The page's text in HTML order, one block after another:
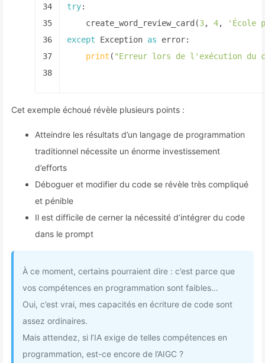
34
35
36
37
38
try:
    create_word_review_card(
3, 4,
'École
except Exception as error:
print ( "Erreur lors de l'exécution du
Cet exemple échoué révèle plusieurs points :
Atteindre les résultats d’un langage de programmation
traditionnel nécessite un énorme investissement
d’efforts
Déboguer et modifier du code se révèle très compliqué
et pénible
Il est difficile de cerner la nécessité d’intégrer du code
dans le prompt
À ce moment, certains pourraient dire : c’est parce que
vos compétences en programmation sont faibles…
Oui, c’est vrai, mes capacités en écriture de code sont
assez ordinaires.
Mais attendez, si l’IA exige de telles compétences en
programmation, est-ce encore de l’AIGC ?